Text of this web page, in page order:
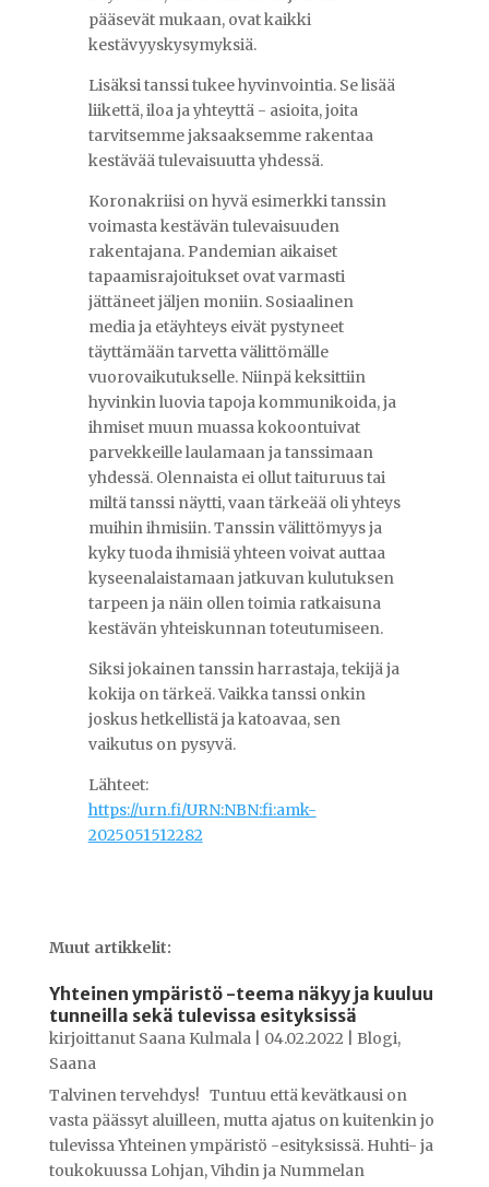
pääsevät mukaan, ovat kaikki
kestävyyskysymyksiä.
Lisäksi tanssi tukee hyvinvointia. Se lisää
liikettä, iloa ja yhteyttä - asioita, joita
tarvitsemme jaksaaksemme rakentaa
kestävää tulevaisuutta yhdessä.
Koronakriisi on hyvä esimerkki tanssin
voimasta kestävän tulevaisuuden
rakentajana. Pandemian aikaiset
tapaamisrajoitukset ovat varmasti
jättäneet jäljen moniin. Sosiaalinen
media ja etäyhteys eivät pystyneet
täyttämään tarvetta välittömälle
vuorovaikutukselle. Niinpä keksittiin
hyvinkin luovia tapoja kommunikoida, ja
ihmiset muun muassa kokoontuivat
parvekkeille laulamaan ja tanssimaan
yhdessä. Olennaista ei ollut taituruus tai
miltä tanssi näytti, vaan tärkeää oli yhteys
muihin ihmisiin. Tanssin välittömyys ja
kyky tuoda ihmisiä yhteen voivat auttaa
kyseenalaistamaan jatkuvan kulutuksen
tarpeen ja näin ollen toimia ratkaisuna
kestävän yhteiskunnan toteutumiseen.
Siksi jokainen tanssin harrastaja, tekijä ja
kokija on tärkeä. Vaikka tanssi onkin
joskus hetkellistä ja katoavaa, sen
vaikutus on pysyvä.
Lähteet:
https://urn.fi/URN:NBN:fi:amk-
2025051512282
Muut artikkelit:
Yhteinen ympäristö -teema näkyy ja kuuluu
tunneilla sekä tulevissa esityksissä
kirjoittanut Saana Kulmala| 04.02.2022 Blogi,
Saana
Talvinen tervehdys! Tuntuu että kevätkausi on
vasta päässyt aluilleen, mutta ajatus on kuitenkin jo
tulevissa Yhteinen ympäristö -esityksissä. Huhti- ja
toukokuussa Lohjan, Vihdin ja Nummelan